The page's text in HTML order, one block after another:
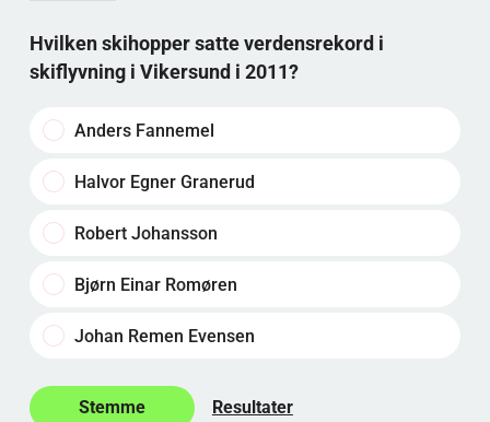
Hvilken skihopper satte verdensrekord i
skiflyvning i Vikersund i 2011?
Anders Fannemel
Halvor Egner Granerud
Robert Johansson
Bjørn Einar Romøren
Johan Remen Evensen
Resultater